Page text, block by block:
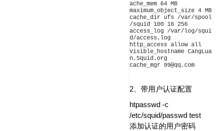
ache_mem 64 MB
maximum_object_size 4 MB
cache_dir ufs /var/spool
/squid 100 16 256
access_log /var/log/squi
d/access.log
http_access allow all
visible_hostname CangLua
n.Squid.org
cache_mgr 99@qq.com
2、带用户认证配置
htpasswd -c
/etc/squid/passwd test
添加认证的用户密码